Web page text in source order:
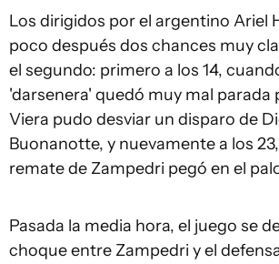
Los dirigidos por el argentino Ariel
poco después dos chances muy
el segundo: primero a los 14,
'darsenera' quedó muy mal parada
Viera pudo desviar un disparo de
Buonanotte, y nuevamente a los
remate de Zampedri pegó en el
Pasada la media hora, el juego se
choque entre Zampedri y el